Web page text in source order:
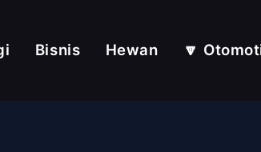
Bisnis Hewan 🔽